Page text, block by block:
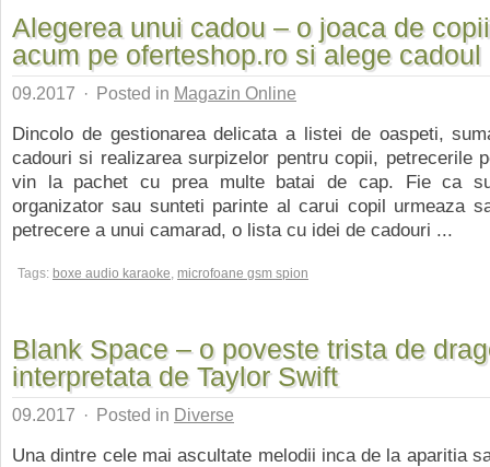
Alegerea unui cadou – o joaca de
acum pe oferteshop.ro si alege cadoul
09.2017 · Posted in Magazin Online
Dincolo de gestionarea delicata a listei de oaspeti,
cadouri si realizarea surpizelor pentru copii, petrecerile
vin la pachet cu prea multe batai de cap. Fie ca
organizator sau sunteti parinte al carui copil urmeaza
petrecere a unui camarad, o lista cu idei de cadouri ...
Tags: boxe audio karaoke, microfoane gsm spion
Blank Space – o poveste trista de
interpretata de Taylor Swift
09.2017 · Posted in Diverse
Una dintre cele mai ascultate melodii inca de la aparitia